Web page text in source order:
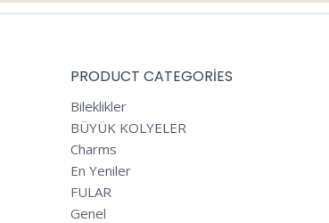
PRODUCT CATEGORIES
Bileklikler
BÜYÜK KOLYELER
Charms
En Yeniler
FULAR
Genel